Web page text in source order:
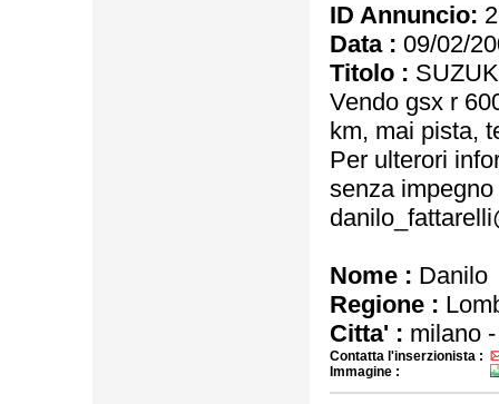
ID Annuncio:
Data : 09/02/
Titolo :
Vendo gsx r
km, mai pista,
Per ulterori
senza
Nome : Danilo
Regione :
Citta' : milano
Contatta l'inserzionista :
Immagine :